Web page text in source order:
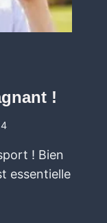
!
! Bien
essentielle